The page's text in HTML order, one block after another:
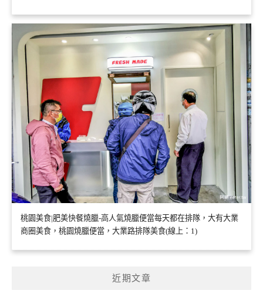
桃園美食|肥美快餐燒臘-高人氣燒臘便當每天都在排隊，大有大業
商圈美食，桃園燒臘便當，大業路排隊美食(線上：1)
近期文章